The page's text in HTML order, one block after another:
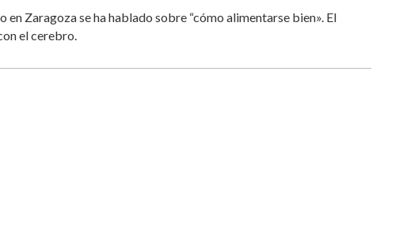
en Zaragoza se ha hablado sobre “cómo alimentarse bien». El
el cerebro.